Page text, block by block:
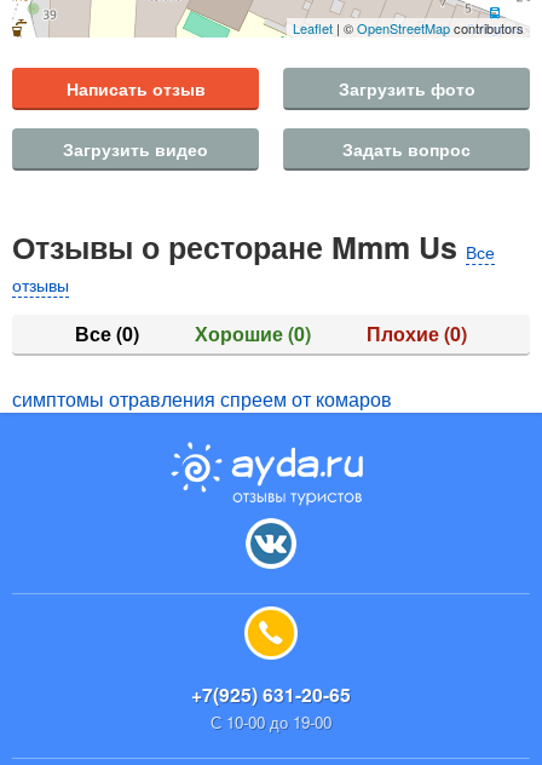
Leaflet | ©OpenStreetMapcontributors
Написать отзыв Загрузить фото
Загрузить видео Задать вопрос
Отзывы о ресторане Mmm Us Все
отзывы
Все(0) Хорошие(0) Плохие(0)
симптомы отравления спреем от комаров
+7(925) 631-20-65
С 10-00 до 19-00